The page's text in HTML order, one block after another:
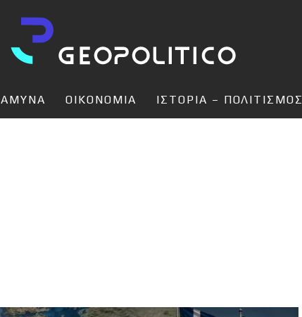
ΑΜΥΝΑ ΟΙΚΟΝΟΜΙΑ ΙΣΤΟΡΙΑ – ΠΟΛΙΤΙΣΜΟΣ